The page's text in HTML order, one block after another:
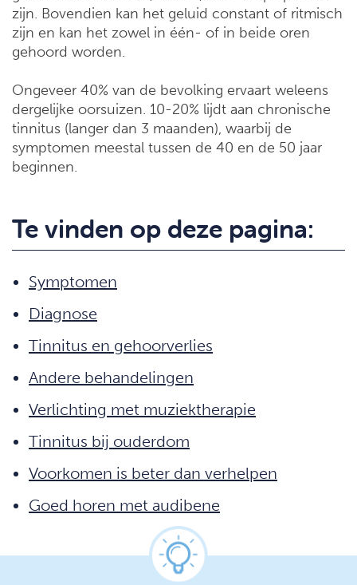
zijn. Bovendien kan het geluid constant of ritmisch
zijn en kan het zowel in één- of in beide oren
gehoord worden.
Ongeveer 40% van de bevolking ervaart weleens
dergelijke oorsuizen. 10-20% lijdt aan chronische
tinnitus (langer dan 3 maanden), waarbij de
symptomen meestal tussen de 40 en de 50 jaar
beginnen.
Te vinden op deze pagina:
Symptomen
Diagnose
Tinnitus en gehoorverlies
Andere behandelingen
Verlichting met muziektherapie
Tinnitus bij ouderdom
Voorkomen is beter dan verhelpen
Goed horen met audibene